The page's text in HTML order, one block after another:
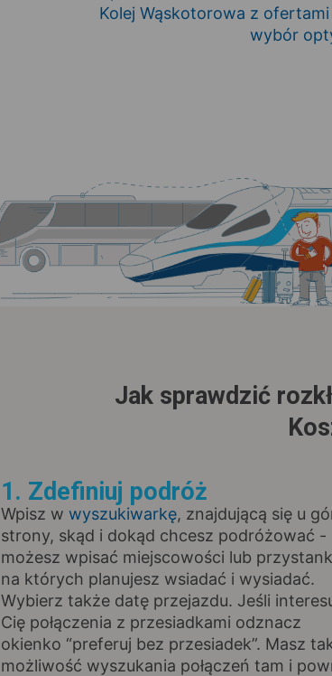
Kolej Wąskotorowa z
wybór
Jak sprawdzić
1. Zdefiniuj podróż
Wpisz w wyszukiwarkę, znajdującą się u
strony, skąd i dokąd chcesz podróżować -
możesz wpisać miejscowości lub
na których planujesz wsiadać i wysiadać.
Wybierz także datę przejazdu. Jeśli
Cię połączenia z przesiadkami odznacz
okienko “preferuj bez przesiadek”. Masz
możliwość wyszukania połączeń tam i